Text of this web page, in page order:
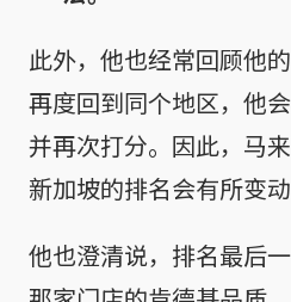
此外，他也经常回顾他
再度回到同个地区，他
并再次打分。因此，马
新加坡的排名会有所变动
他也澄清说，排名最后